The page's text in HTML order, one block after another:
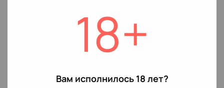
18+
Вам исполнилось 18 лет?